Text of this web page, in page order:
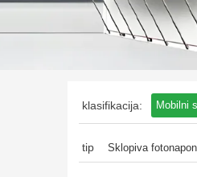
klasifikacija: Mobilni
tip Sklopiva